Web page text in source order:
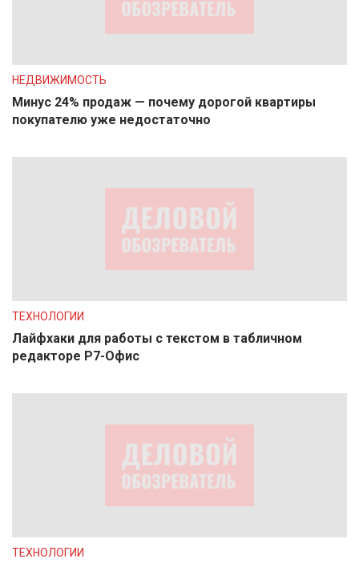
НЕДВИЖИМОСТЬ
Минус 24% продаж — почему дорогой квартиры
покупателю уже недостаточно
ТЕХНОЛОГИИ
Лайфхаки для работы с текстом в табличном
редакторе Р7-Офис
ТЕХНОЛОГИИ